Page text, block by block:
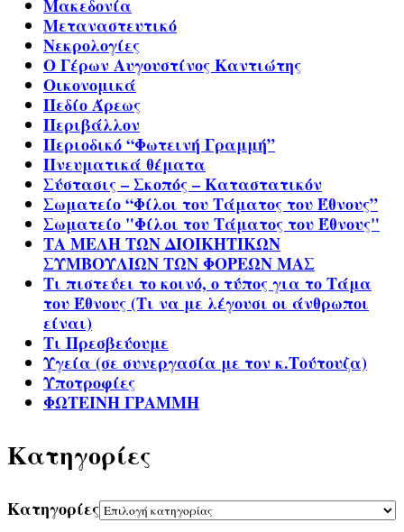
Μακεδονία
Μεταναστευτικό
Νεκρολογίες
Ο Γέρων Αυγουστίνος Καντιώτης
Οικονομικά
Πεδίο Άρεως
Περιβάλλον
Περιοδικό “Φωτεινή Γραμμή”
Πνευματικά θέματα
Σύστασις – Σκοπός – Καταστατικόν
Σωματείο “Φίλοι του Τάματος του Έθνους”
Σωματείο "Φίλοι του Τάματος του Έθνους"
ΤΑ ΜΕΛΗ ΤΩΝ ΔΙΟΙΚΗΤΙΚΩΝ
ΣΥΜΒΟΥΛΙΩΝ ΤΩΝ ΦΟΡΕΩΝ ΜΑΣ
Τι πιστεύει το κοινό, ο τύπος για το Τάμα
του Έθνους (Τι να με λέγουσι οι άνθρωποι
είναι)
Τι Πρεσβεύουμε
Υγεία (σε συνεργασία με τον κ.Τούτουζα)
Υποτροφίες
ΦΩΤΕΙΝΗ ΓΡΑΜΜΗ
Kατηγορίες
Kατηγορίες